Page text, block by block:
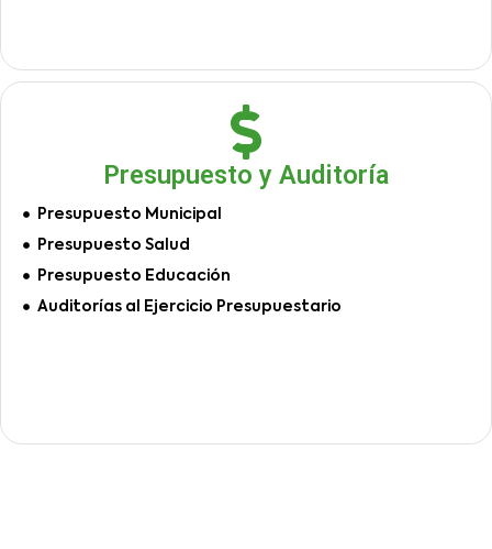
Presupuesto y Auditoría
Presupuesto Municipal
Presupuesto Salud
Presupuesto Educación
Auditorías al Ejercicio Presupuestario